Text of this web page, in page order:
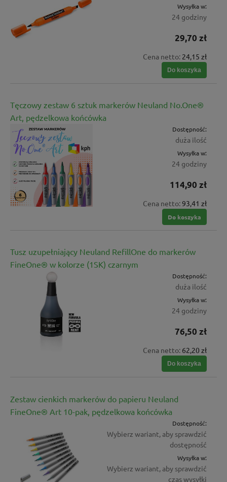
Wysyłka w:
24 godziny
29,70 zł
Cena netto: 24,15 zł
Do koszyka
Tęczowy zestaw 6 sztuk markerów Neuland No.One®
Art, pędzelkowa końcówka
Dostępność:
duża ilość
Wysyłka w:
24 godziny
114,90 zł
Cena netto:93,41 zł
Do koszyka
Tusz uzupełniający Neuland RefillOne do markerów
FineOne® w kolorze (1SK) czarnym
Dostępność:
duża ilość
Wysyłka w:
24 godziny
76,50 zł
Cena netto: 62,20 zł
Do koszyka
Zestaw cienkich markerów do papieru Neuland
FineOne® Art 10-pak, pędzelkowa końcówka
Dostępność:
Wybierz wariant, aby sprawdzić
dostępność
Wysyłka w:
Wybierz wariant, aby sprawdzić
czas wysyłki